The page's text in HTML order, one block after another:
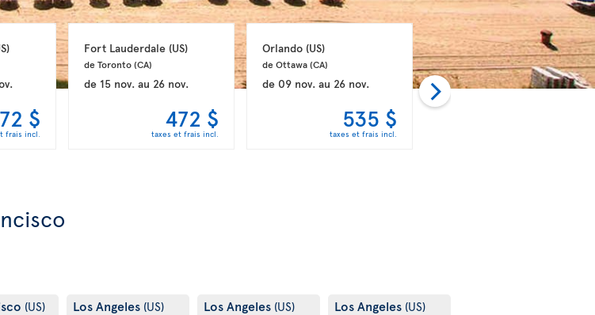
$
frais incl.
Fort Lauderdale (US)
de Toronto (CA)
de 15 nov. au 26 nov.
472 $
taxes et frais incl.
Orlando (US)
de Ottawa (CA)
de 09 nov. au 26 nov.
535 $
taxes et frais incl.
Fort Lauderdale (US)
de Montréal (CA)
de04 oct.au22 oct.
(US) Los Angeles (US) Los Angeles (US) Los Angeles (US)